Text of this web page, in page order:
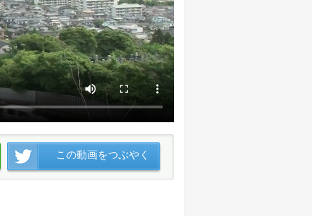
この動画をつぶやく